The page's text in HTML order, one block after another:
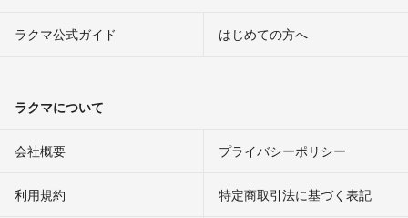
ラクマ公式ガイド はじめての方へ
ラクマについて
会社概要 プライバシーポリシー
利用規約 特定商取引法に基づく表記